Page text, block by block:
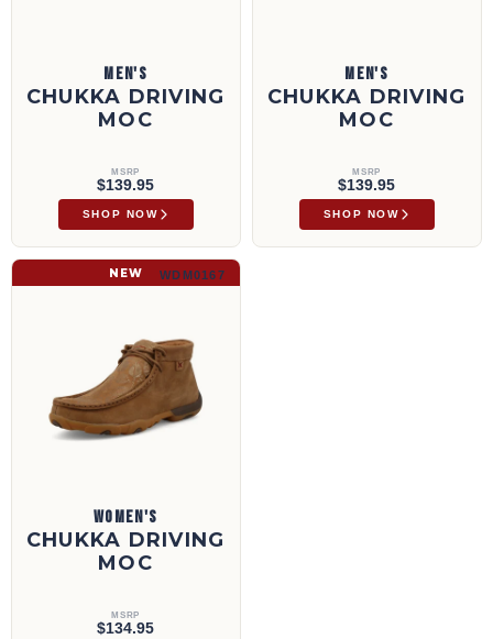
MEN'S
CHUKKA DRIVING
MOC
MSRP
$139.95
SHOP NOW
MEN'S
CHUKKA DRIVING
MOC
MSRP
$139.95
SHOP NOW
Chukka Driving Moc | WDM0167
WDM0167
NEW
WOMEN'S
CHUKKA DRIVING
MOC
MSRP
$134.95